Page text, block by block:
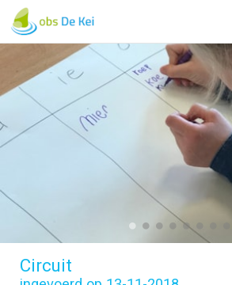
Home Agenda
● ● ● ● ● ●
Circuit